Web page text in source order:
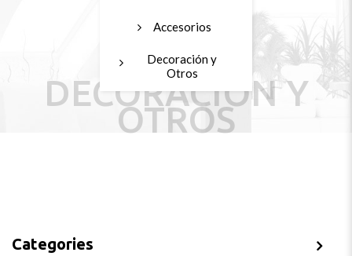
DECORACIÓN Y
OTROS
Accesorios
Decoración y
Otros
Categories